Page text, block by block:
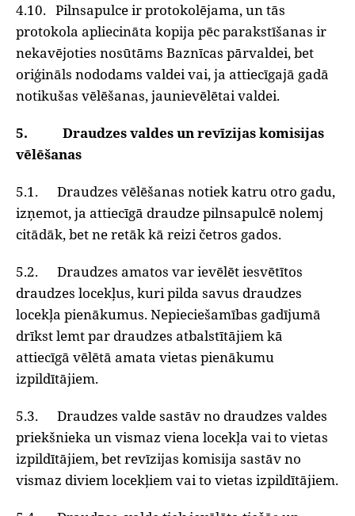
4.10. Pilnsapulce ir protokolējama, un tās
protokola apliecināta kopija pēc parakstīšanas ir
nekavējoties nosūtāms Baznīcas pārvaldei, bet
oriģināls nododams valdei vai, ja attiecīgajā gadā
notikušas vēlēšanas, jaunievēlētai valdei.
5. Draudzes valdes un revīzijas komisijas
vēlēšanas
5.1. Draudzes vēlēšanas notiek katru otro gadu,
izņemot, ja attiecīgā draudze pilnsapulcē nolemj
citādāk, bet ne retāk kā reizi četros gados.
5.2. Draudzes amatos var ievēlēt iesvētītos
draudzes locekļus, kuri pilda savus draudzes
locekļa pienākumus. Nepieciešamības gadījumā
drīkst lemt par draudzes atbalstītājiem kā
attiecīgā vēlētā amata vietas pienākumu
izpildītājiem.
5.3. Draudzes valde sastāv no draudzes valdes
priekšnieka un vismaz viena locekļa vai to vietas
izpildītājiem, bet revīzijas komisija sastāv no
vismaz diviem locekļiem vai to vietas izpildītājiem.